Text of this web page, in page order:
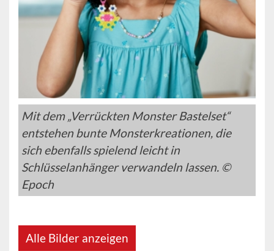
Mit dem „Verrückten Monster Bastelset“
entstehen bunte Monsterkreationen, die
sich ebenfalls spielend leicht in
Schlüsselanhänger verwandeln lassen. ©
Epoch
Alle Bilder anzeigen